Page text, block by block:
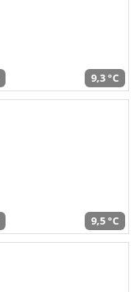
9,3 °C
9,5 °C